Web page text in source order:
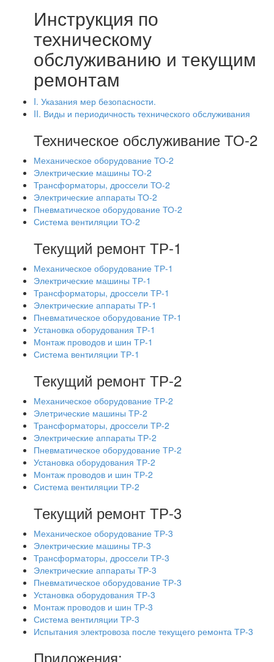
Инструкция по
техническому
обслуживанию и текущим
ремонтам
I. Указания мер безопасности.
II. Виды и периодичность технического обслуживания
Техническое обслуживание ТО-2
Механическое оборудование ТО-2
Электрические машины ТО-2
Трансформаторы, дроссели ТО-2
Электрические аппараты ТО-2
Пневматическое оборудование ТО-2
Система вентиляции ТО-2
Текущий ремонт ТР-1
Механическое оборудование ТР-1
Электрические машины ТР-1
Трансформаторы, дроссели ТР-1
Электрические аппараты ТР-1
Пневматическое оборудование ТР-1
Установка оборудования ТР-1
Монтаж проводов и шин ТР-1
Система вентиляции ТР-1
Текущий ремонт ТР-2
Механическое оборудование ТР-2
Элетрические машины ТР-2
Трансформаторы, дроссели ТР-2
Электрические аппараты ТР-2
Пневматическое оборудование ТР-2
Установка оборудования ТР-2
Монтаж проводов и шин ТР-2
Система вентиляции ТР-2
Текущий ремонт ТР-3
Механическое оборудование ТР-3
Электрические машины ТР-3
Трансформаторы, дроссели ТР-3
Электрические аппараты ТР-3
Пневматическое оборудование ТР-3
Установка оборудования ТР-3
Монтаж проводов и шин ТР-3
Система вентиляции ТР-3
Испытания электровоза после текущего ремонта ТР-3
Приложения: